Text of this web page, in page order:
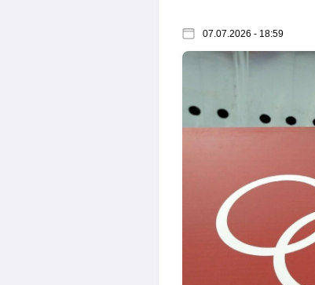
07.07.2026 - 18:59